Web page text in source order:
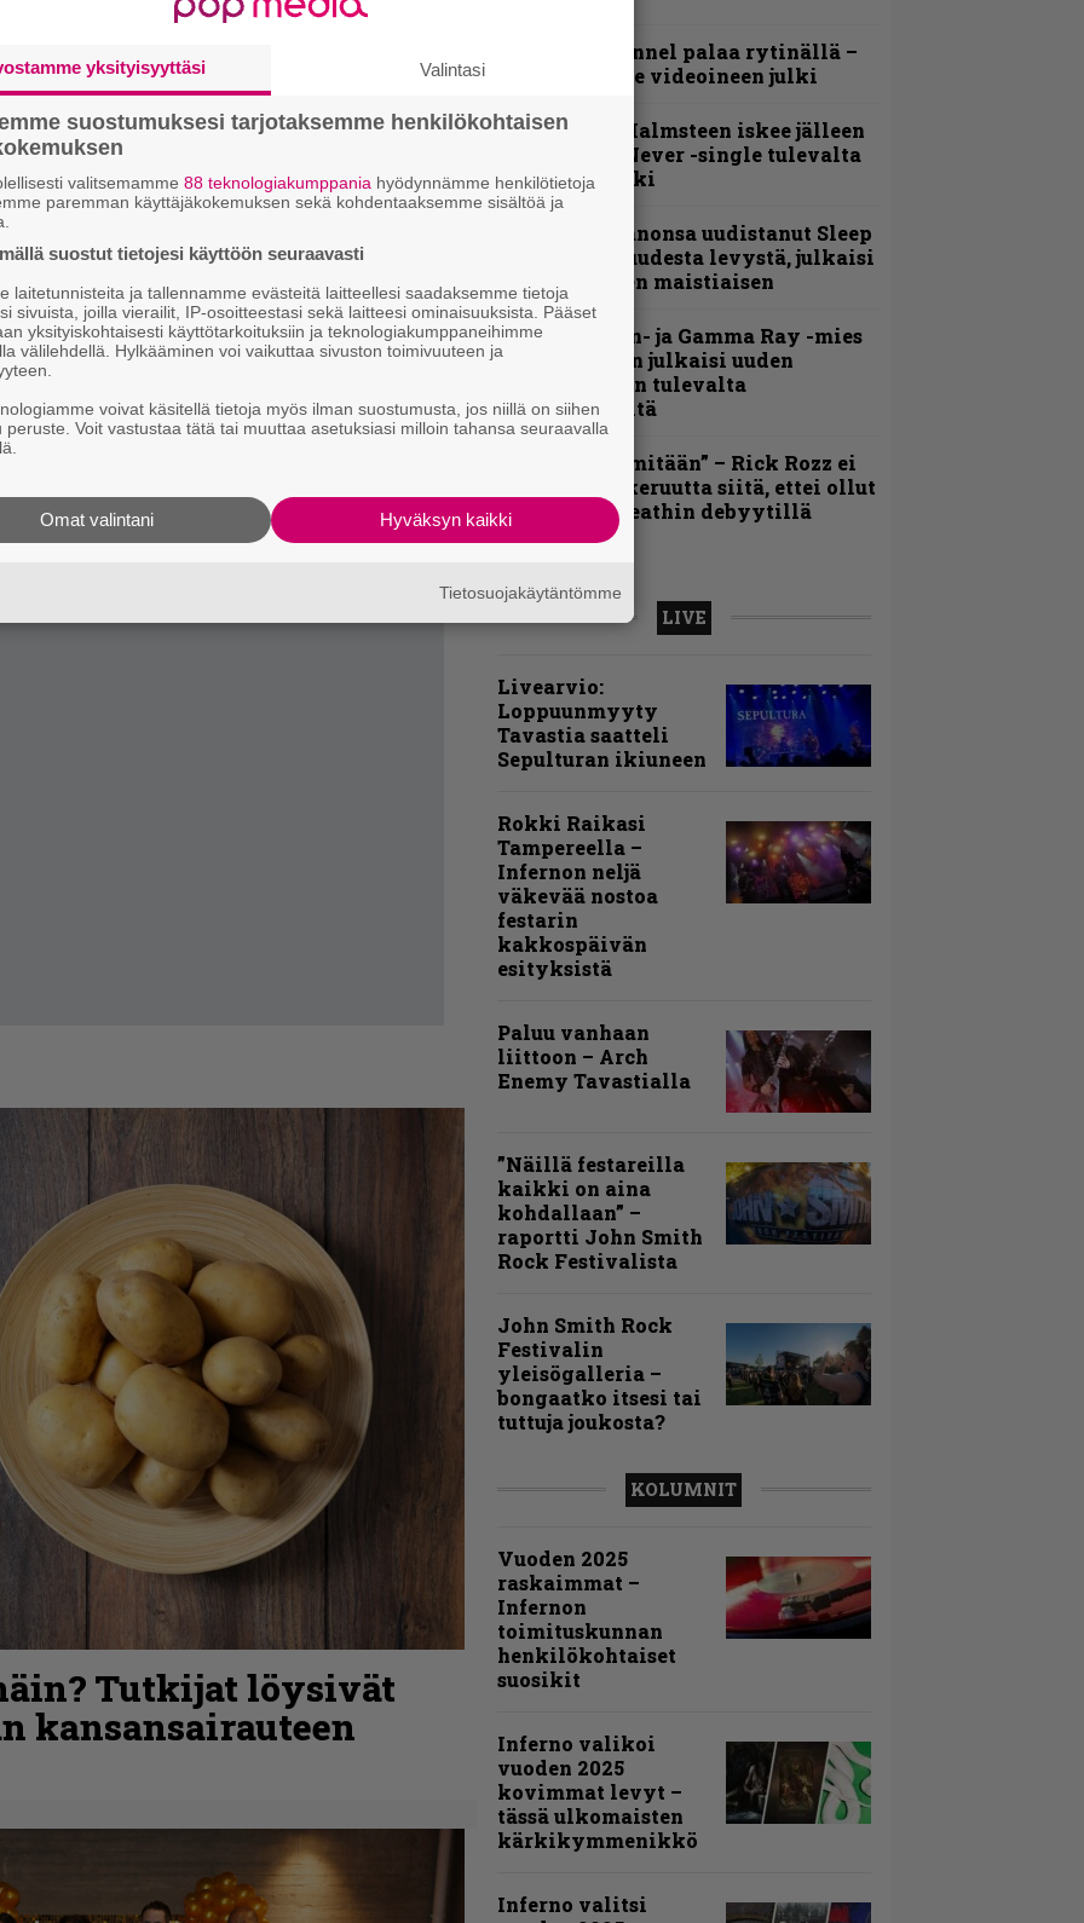
ihan urakalla, ja kovimmat bängerit ovat
Cannonball ja täysin överiksi vedetty
ei voi kuin myöntää itselleen, että
ralli, sillä jonkunhan se oli pakko
Tutkijat löysivät
kansansairauteen
Blind Channel palaa rytinällä –
tuplasingle videoineen julki
Yngwie Malmsteen iskee jälleen
– Now or Never -single tulevalta
levyltä julki
Kokoonpanonsa uudistanut Sleep
tiedottaa uudesta levystä, julkaisi
myös uuden maistiaisen
Helloween- ja Gamma Ray -mies
Kai Hansen julkaisi uuden
maistiaisen tulevalta
soololevyltä
”En kadu mitään” – Rick Rozz ei
tunne katkeruutta siitä, ettei ollut
mukana Deathin debyytillä
LIVE
Livearvio:
Loppuunmyyty
Tavastia saatteli
Sepulturan ikiuneen
Rokki Raikasi
Tampereella –
Infernon neljä
väkevää nostoa
festarin
kakkospäivän
esityksistä
Paluu vanhaan
liittoon – Arch
Enemy Tavastialla
”Näillä festareilla
kaikki on aina
kohdallaan” –
raportti John Smith
Rock Festivalista
John Smith Rock
Festivalin
yleisögalleria –
bongaatko itsesi tai
tuttuja joukosta?
KOLUMNIT
Vuoden 2025
raskaimmat –
Infernon
toimituskunnan
henkilökohtaiset
suosikit
Inferno valikoi
vuoden 2025
kovimmat levyt –
tässä ulkomaisten
kärkikymmenikkö
Inferno valitsi
yksityisyyttäsi Valintasi
suostumuksesi tarjotaksemme henkilökohtaisen
valitsemamme 88 teknologiakumppania hyödynnämme henkilötietoja
paremman käyttäjäkokemuksen sekä kohdentaaksemme sisältöä ja
suostut tietojesi käyttöön seuraavasti
laitetunnisteita ja tallennamme evästeitä laitteellesi saadaksemme tietoja
sivuista, joilla vierailit, IP-osoitteestasi sekä laitteesi ominaisuuksista. Pääset
yksityiskohtaisesti käyttötarkoituksiin ja teknologiakumppaneihimme
välilehdellä. Hylkääminen voi vaikuttaa sivuston toimivuuteen ja
voivat käsitellä tietoja myös ilman suostumusta, jos niillä on siihen
peruste. Voit vastustaa tätä tai muuttaa asetuksiasi milloin tahansa seuraavalla
Hyväksyn kaikki
Omat valintani
Tietosuojakäytäntömme